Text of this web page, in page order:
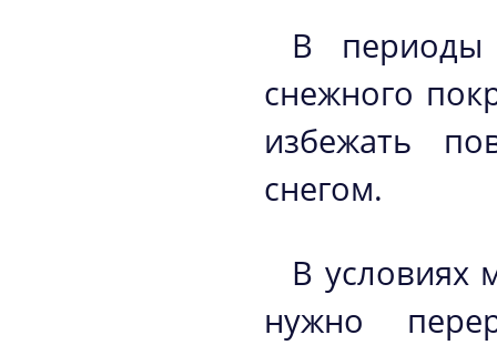
В периоды
снежного
избежать
снегом.
В условиях
нужно